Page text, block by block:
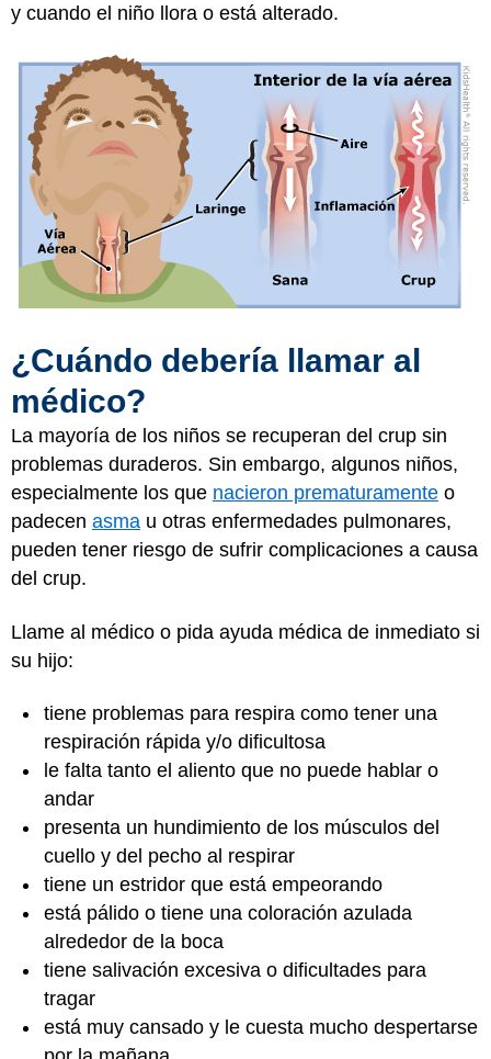
y cuando el niño llora o está alterado.
¿Cuándo debería llamar al
médico?
La mayoría de los niños se recuperan del crup sin
problemas duraderos. Sin embargo, algunos niños,
especialmente los que nacieron prematuramente o
padecen asma u otras enfermedades pulmonares,
pueden tener riesgo de sufrir complicaciones a causa
del crup.
Llame al médico o pida ayuda médica de inmediato si
su hijo:
tiene problemas para respira como tener una
respiración rápida y/o dificultosa
le falta tanto el aliento que no puede hablar o
andar
presenta un hundimiento de los músculos del
cuello y del pecho al respirar
tiene un estridor que está empeorando
está pálido o tiene una coloración azulada
alrededor de la boca
tiene salivación excesiva o dificultades para
tragar
está muy cansado y le cuesta mucho despertarse